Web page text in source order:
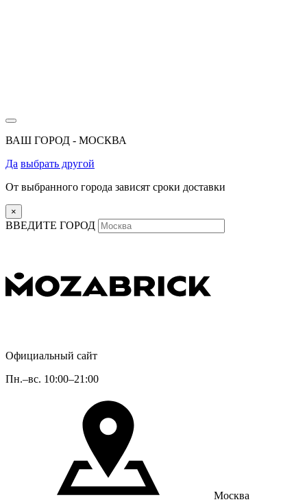
ВАШ ГОРОД - МОСКВА
Да выбрать другой
От выбранного города зависят сроки доставки
×
ВВЕДИТЕ ГОРОД
Официальный сайт
Пн.–вс. 10:00–21:00
Москва